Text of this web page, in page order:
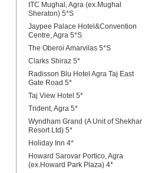
ITC Mughal, Agra (ex.Mughal
Sheraton) 5*S
Jaypee Palace Hotel&Convention
Centre, Agra 5*S
The Oberoi Amarvilas 5*S
Clarks Shiraz 5*
Radisson Blu Hotel Agra Taj East
Gate Road 5*
Taj View Hotel 5*
Trident, Agra 5*
Wyndham Grand (A Unit of Shekhar
Resort Ltd) 5*
Holiday Inn 4*
Howard Sarovar Portico, Agra
(ex.Howard Park Plaza) 4*